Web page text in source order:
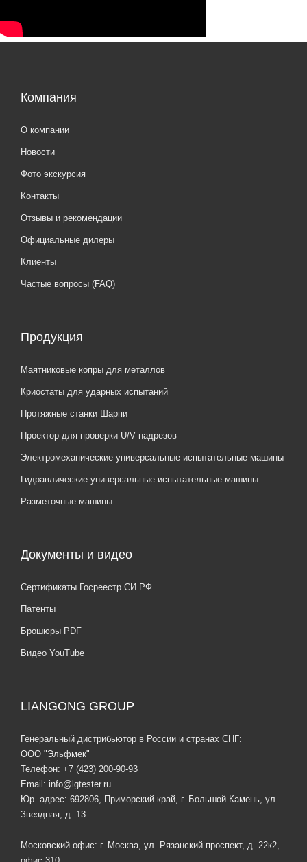
Компания
О компании
Новости
Фото экскурсия
Контакты
Отзывы и рекомендации
Официальные дилеры
Клиенты
Частые вопросы (FAQ)
Продукция
Маятниковые копры для металлов
Криостаты для ударных испытаний
Протяжные станки Шарпи
Проектор для проверки U/V надрезов
Электромеханические универсальные испытательные машины
Гидравлические универсальные испытательные машины
Разметочные машины
Документы и видео
Сертификаты Госреестр СИ РФ
Патенты
Брошюры PDF
Видео YouTube
LIANGONG GROUP
Генеральный дистрибьютор в России и странах СНГ:
ООО "Эльфмек"
Телефон: +7 (423) 200-90-93
Email: info@lgtester.ru
Юр. адрес: 692806, Приморский край, г. Большой Камень, ул.
Звездная, д. 13
Московский офис: г. Москва, ул. Рязанский проспект, д. 22к2,